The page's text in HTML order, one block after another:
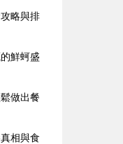
略與排
鮮蚵盛
做出餐
相與食